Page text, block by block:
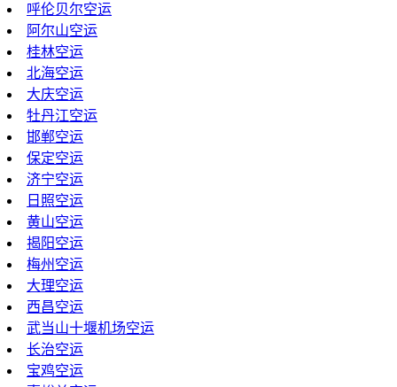
呼伦贝尔空运
阿尔山空运
桂林空运
北海空运
大庆空运
牡丹江空运
邯郸空运
保定空运
济宁空运
日照空运
黄山空运
揭阳空运
梅州空运
大理空运
西昌空运
武当山十堰机场空运
长治空运
宝鸡空运